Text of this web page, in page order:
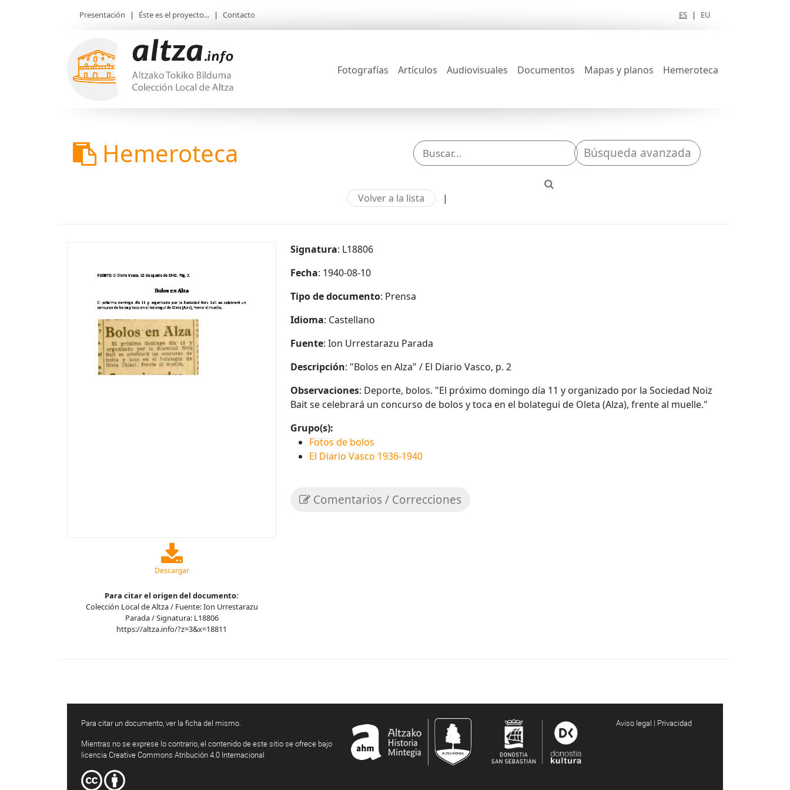
Presentación | Éste es el proyecto... | Contacto ES | EU
Fotografías Artículos Audiovisuales Documentos Mapas y planos Hemeroteca
Hemeroteca Búsqueda avanzada
Volver a la lista |
Descargar
Para citar el origen del documento:
Colección Local de Altza / Fuente: Ion Urrestarazu
Parada / Signatura: L18806
https://altza.info/?z=3&x=18811
Signatura: L18806
Fecha: 1940-08-10
Tipo de documento: Prensa
Idioma: Castellano
Fuente: Ion Urrestarazu Parada
Descripción: "Bolos en Alza" / El Diario Vasco, p. 2
Observaciones: Deporte, bolos. "El próximo domingo día 11 y organizado por la Sociedad Noiz
Bait se celebrará un concurso de bolos y toca en el bolategui de Oleta (Alza), frente al muelle."
Grupo(s):
Fotos de bolos
El Diario Vasco 1936-1940
Comentarios / Correcciones
Para citar un documento, ver la ficha del mismo.
Mientras no se exprese lo contrario, el contenido de este sitio se ofrece bajo
licencia Creative Commons Atribución 4.0 Internacional
Aviso legal | Privacidad